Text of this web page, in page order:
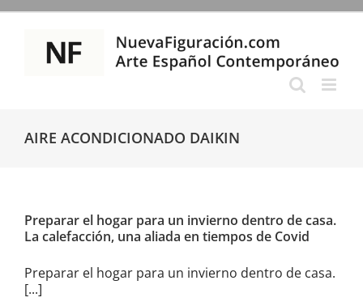
Saltar
contenido
AIRE ACONDICIONADO DAIKIN
Preparar el hogar para un invierno dentro de casa.
La calefacción, una aliada en tiempos de Covid
Preparar el hogar para un invierno dentro de casa.
[...]